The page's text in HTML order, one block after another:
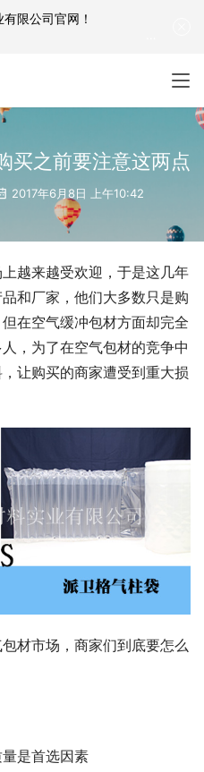
买之前要注意这两点
2017年6月8日 上午10:42
越来越受欢迎，于是这几年
和厂家，他们大多数只是购
在空气缓冲包材方面却完全
，为了在空气包材的竞争中
让购买的商家遭受到重大损
材市场，商家们到底要怎么
是首选因素
有限公司官网 ！